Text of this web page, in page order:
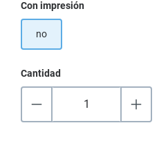
Seleccione
Con impresión
no
Cantidad